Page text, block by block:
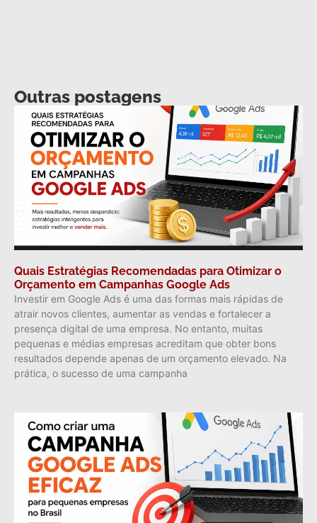
Outras postagens
Quais Estratégias Recomendadas para Otimizar o
Orçamento em Campanhas Google Ads
Investir em Google Ads é uma das formas mais rápidas de
atrair novos clientes, aumentar as vendas e fortalecer a
presença digital de uma empresa. No entanto, muitas
pequenas e médias empresas acreditam que obter bons
resultados depende apenas de um orçamento elevado. Na
prática, o sucesso de uma campanha